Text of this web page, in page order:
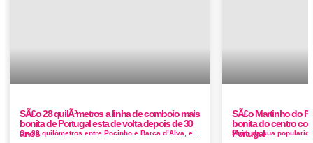
SÃ£o 28 quilÃ³metros a linha de comboio mais
bonita de Portugal esta de volta depois de 30
anos
SÃ£o Martinho do
bonita do centro
Portugal